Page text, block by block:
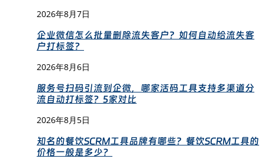
2026年8月7日
企业微信怎么批量删除流失客户？如何自动给流失客
户打标签？
2026年8月6日
服务号扫码引流到企微，哪家活码工具支持多渠道分
流自动打标签？5家对比
2026年8月5日
知名的餐饮SCRM工具品牌有哪些？餐饮SCRM工具的
价格一般是多少？